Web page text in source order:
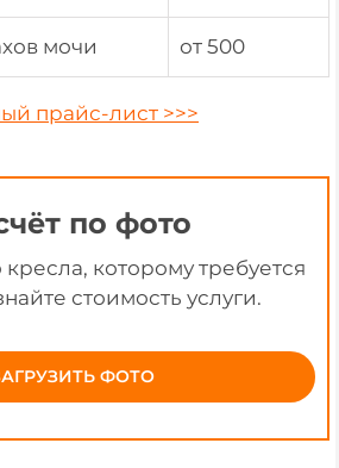
мочи от 500
прайс-лист >>>
по фото
кресла, которому требуется
стоимость услуги.
ФОТО